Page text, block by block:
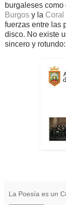
burgaleses como
Burgos y la Coral
fuerzas entre las
disco. No existe
sincero y rotundo:
La Poesía es un